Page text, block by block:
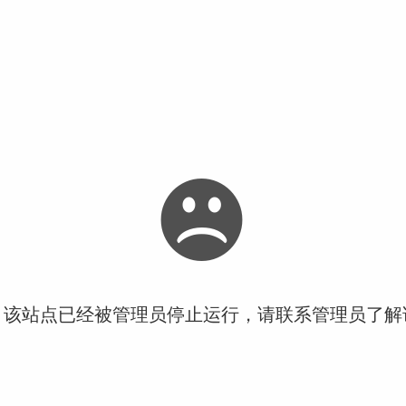
站点已经被管理员停止运行，请联系管理员了